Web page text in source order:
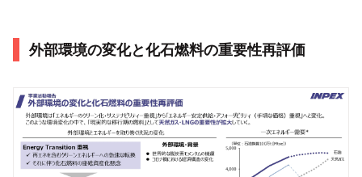
外部環境の変化と化石燃料の重要性再評価